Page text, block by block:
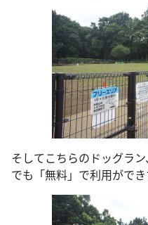
そしてこちらのドッグラ
でも「無料」で利用ができ